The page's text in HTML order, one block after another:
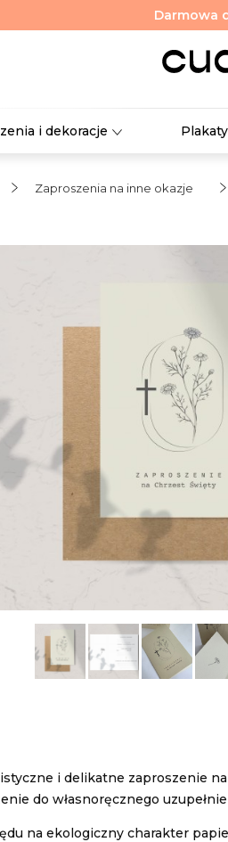
Darmowa
i dekoracje Plakaty
Zaproszenia na inne okazje
i delikatne zaproszenie
do własnoręcznego
na ekologiczny charakter